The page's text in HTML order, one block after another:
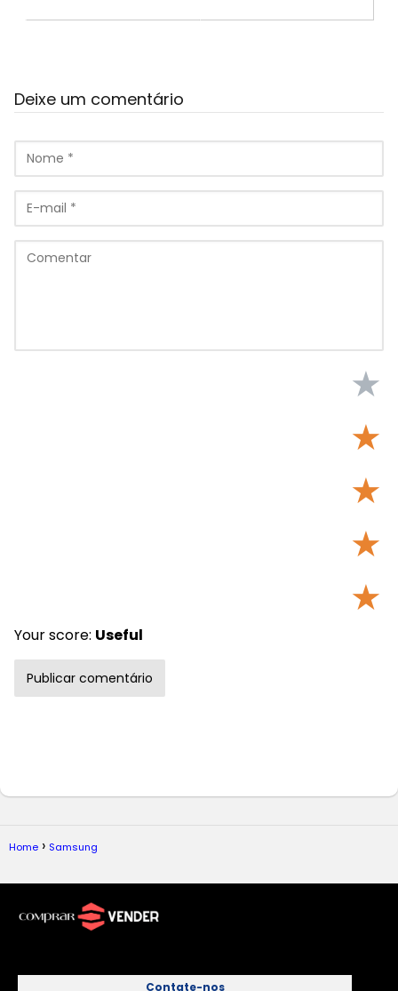
Deixe um comentário
★
★
★
★
★
Your score: Useful
Home Samsung
Contate-nos